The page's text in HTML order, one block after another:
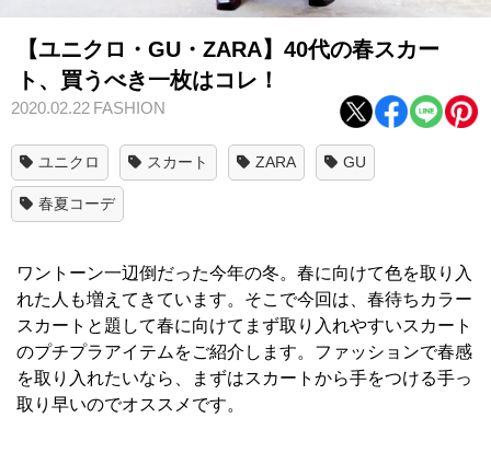
【ユニクロ・GU・ZARA】40代の春スカー
ト、買うべき一枚はコレ！
2020.02.22 FASHION
ユニクロ スカート ZARA GU
春夏コーデ
ワントーン一辺倒だった今年の冬。春に向けて色を取り入
れた人も増えてきています。そこで今回は、春待ちカラー
スカートと題して春に向けてまず取り入れやすいスカート
のプチプラアイテムをご紹介します。ファッションで春感
を取り入れたいなら、まずはスカートから手をつける手っ
取り早いのでオススメです。